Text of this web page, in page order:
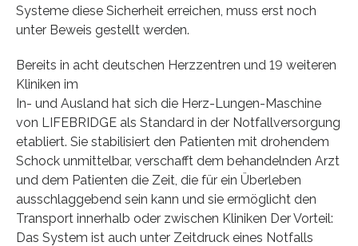
Systeme diese Sicherheit erreichen, muss erst noch
unter Beweis gestellt werden.
Bereits in acht deutschen Herzzentren und 19 weiteren
Kliniken im
In- und Ausland hat sich die Herz-Lungen-Maschine
von LIFEBRIDGE als Standard in der Notfallversorgung
etabliert. Sie stabilisiert den Patienten mit drohendem
Schock unmittelbar, verschafft dem behandelnden Arzt
und dem Patienten die Zeit, die für ein Überleben
ausschlaggebend sein kann und sie ermöglicht den
Transport innerhalb oder zwischen Kliniken Der Vorteil:
Das System ist auch unter Zeitdruck eines Notfalls